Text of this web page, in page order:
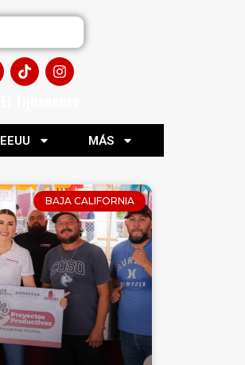
EEUU MÁS
BAJA CALIFORNIA